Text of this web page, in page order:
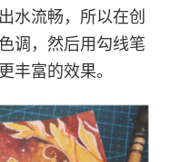
水流畅，所以在创
调，然后用勾线笔
丰富的效果。